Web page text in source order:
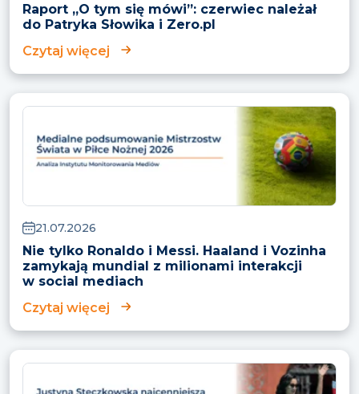
Raport „O tym się mówi”: czerwiec należał
do Patryka Słowika i Zero.pl
Czytaj więcej
21.07.2026
Nie tylko Ronaldo i Messi. Haaland i Vozinha
zamykają mundial z milionami interakcji
w social mediach
Czytaj więcej